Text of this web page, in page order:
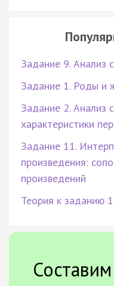
Задание 9. Анализ
Задание 1. Роды и
Задание 2. Анализ
характеристики
Задание 11.
произведения:
произведений
Теория к заданию 1